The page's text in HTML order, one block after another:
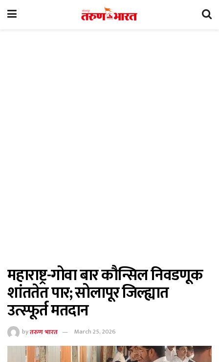
महाराष्ट्र-गोवा बार कौन्सिल निवडणूक
शांततेत पार; सोलापूर जिल्ह्यात
उत्स्फूर्त मतदान
byतरुण भारत March 25, 2026